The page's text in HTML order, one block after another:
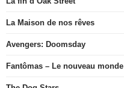
La Maison de nos rêves
Avengers: Doomsday
Fantômas – Le nouveau monde